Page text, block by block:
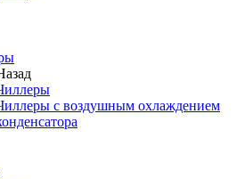
с воздушным охлаждением